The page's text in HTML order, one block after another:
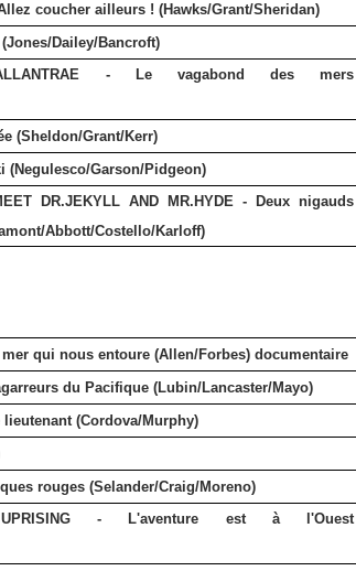
coucher ailleurs ! (Hawks/Grant/Sheridan)
Dailey/Bancroft)
- Le vagabond des mers
(Sheldon/Grant/Kerr)
(Negulesco/Garson/Pidgeon)
DR.JEKYLL AND MR.HYDE - Deux nigauds
Abbott/Costello/Karloff)
mer qui nous entoure (Allen/Forbes) documentaire
du Pacifique (Lubin/Lancaster/Mayo)
lieutenant (Cordova/Murphy)
rouges (Selander/Craig/Moreno)
- L'aventure est à l'Ouest